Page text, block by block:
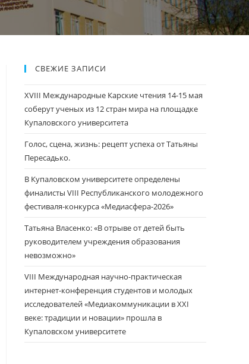
СВЕЖИЕ ЗАПИСИ
XVIII Международные Карские чтения 14-15 мая
соберут ученых из 12 стран мира на площадке
Купаловского университета
Голос, сцена, жизнь: рецепт успеха от Татьяны
Пересадько.
В Купаловском университете определены
финалисты VIII Республиканского молодежного
фестиваля-конкурса «Медиасфера-2026»
Татьяна Власенко: «В отрыве от детей быть
руководителем учреждения образования
невозможно»
VIII Международная научно-практическая
интернет-конференция студентов и молодых
исследователей «Медиакоммуникации в XXI
веке: традиции и новации» прошла в
Купаловском университете